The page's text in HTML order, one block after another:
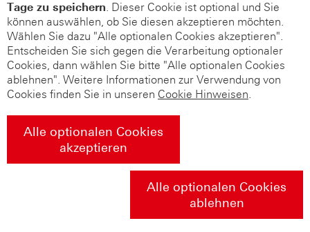
Tage zu speichern. Dieser Cookie ist optional und Sie
können auswählen, ob Sie diesen akzeptieren möchten.
Wählen Sie dazu "Alle optionalen Cookies akzeptieren".
Entscheiden Sie sich gegen die Verarbeitung optionaler
Cookies, dann wählen Sie bitte "Alle optionalen Cookies
ablehnen". Weitere Informationen zur Verwendung von
Cookies finden Sie in unseren Cookie Hinweisen.
Alle optionalen Cookies
akzeptieren
Alle optionalen Cookies
ablehnen